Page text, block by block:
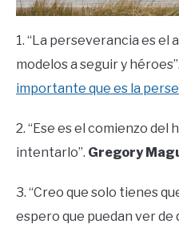
1. “La perseverancia es el
modelos a seguir y héroes”.
importante que es la
2. “Ese es el comienzo del
intentarlo”. Gregory
3. “Creo que solo tienes
espero que puedan ver de